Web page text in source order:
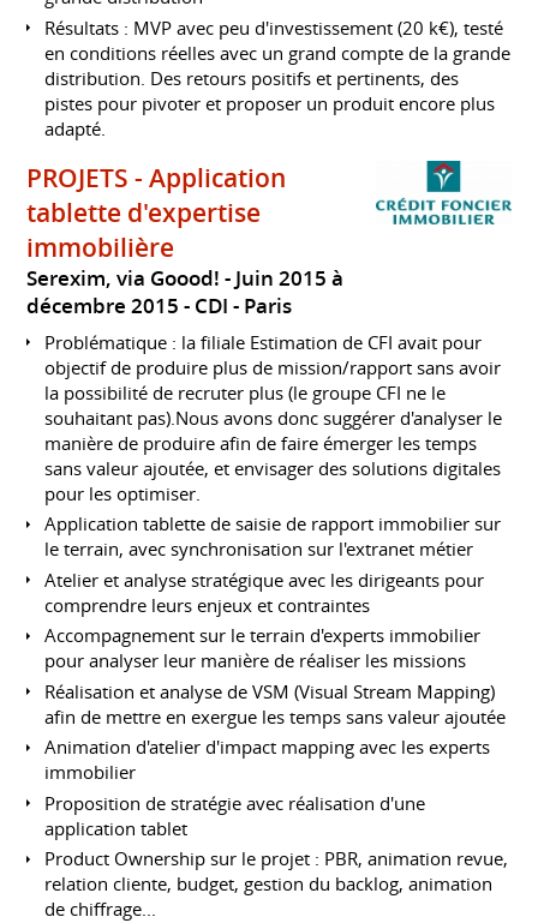
Résultats : MVP avec peu d'investissement (20 k€), testé
en conditions réelles avec un grand compte de la grande
distribution. Des retours positifs et pertinents, des
pistes pour pivoter et proposer un produit encore plus
adapté.
PROJETS - Application
tablette d'expertise
immobilière
Serexim, via Goood!
Juin 2015 à
décembre 2015 CDI Paris
Problématique : la filiale Estimation de CFI avait pour
objectif de produire plus de mission/rapport sans avoir
la possibilité de recruter plus (le groupe CFI ne le
souhaitant pas).Nous avons donc suggérer d'analyser le
manière de produire afin de faire émerger les temps
sans valeur ajoutée, et envisager des solutions digitales
pour les optimiser.
Application tablette de saisie de rapport immobilier sur
le terrain, avec synchronisation sur l'extranet métier
Atelier et analyse stratégique avec les dirigeants pour
comprendre leurs enjeux et contraintes
Accompagnement sur le terrain d'experts immobilier
pour analyser leur manière de réaliser les missions
Réalisation et analyse de VSM (Visual Stream Mapping)
afin de mettre en exergue les temps sans valeur ajoutée
Animation d'atelier d'impact mapping avec les experts
immobilier
Proposition de stratégie avec réalisation d'une
application tablet
Product Ownership sur le projet : PBR, animation revue,
relation cliente, budget, gestion du backlog, animation
de chiffrage...